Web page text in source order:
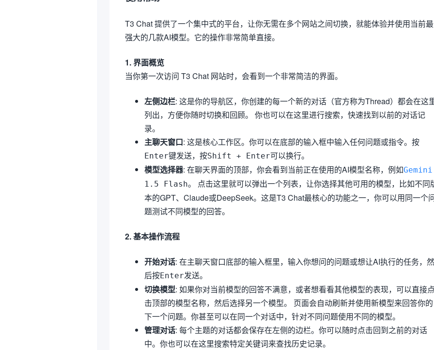
T3 Chat 提供了一个集中式的平台，让你无需在多个网站之间切换，就能体验并使用当前最
强大的几款AI模型。它的操作非常简单直接。
1. 界面概览
当你第一次访问 T3 Chat 网站时，会看到一个非常简洁的界面。
左侧边栏: 这是你的导航区，你创建的每一个新的对话（官方称为Thread）都会在这
列出，方便你随时切换和回顾。 你也可以在这里进行搜索，快速找到以前的对话记
录。
主聊天窗口: 这是核心工作区。你可以在底部的输入框中输入任何问题或指令。按
Enter键发送，按Shift + Enter可以换行。
模型选择器: 在聊天界面的顶部，你会看到当前正在使用的AI模型名称，例如Gemini
1.5 Flash。 点击这里就可以弹出一个列表，让你选择其他可用的模型，比如不同
本的GPT、Claude或DeepSeek。这是T3 Chat最核心的功能之一，你可以用同一个
题测试不同模型的回答。
2. 基本操作流程
开始对话: 在主聊天窗口底部的输入框里，输入你想问的问题或想让AI执行的任务，然
后按Enter发送。
切换模型: 如果你对当前模型的回答不满意，或者想看看其他模型的表现，可以直接
击顶部的模型名称，然后选择另一个模型。 页面会自动刷新并使用新模型来回答你的
下一个问题。你甚至可以在同一个对话中，针对不同问题使用不同的模型。
管理对话: 每个主题的对话都会保存在左侧的边栏。你可以随时点击回到之前的对话
中。你也可以在这里搜索特定关键词来查找历史记录。